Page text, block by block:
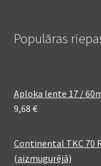
Populāras
Aploka lente 17 /
9,68 €
Continental TKC 70
(aizmugurējā)